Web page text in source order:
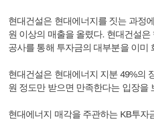
현대건설은 현대에너지를 짓는 과정
원 이상의 매출을 올렸다. 현대건설은
공사를 통해 투자금의 대부분을 이미
현대건설은 현대에너지 지분 49%의
원 정도만 받으면 만족한다는 입장을
현대에너지 매각을 주관하는 KB투자